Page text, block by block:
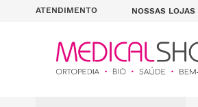
ATENDIMENTO NOSSAS LOJAS